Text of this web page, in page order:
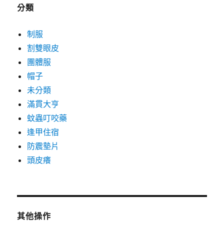
分類
制服
割雙眼皮
團體服
帽子
未分類
滿貫大亨
蚊蟲叮咬藥
逢甲住宿
防震墊片
頭皮癢
其他操作